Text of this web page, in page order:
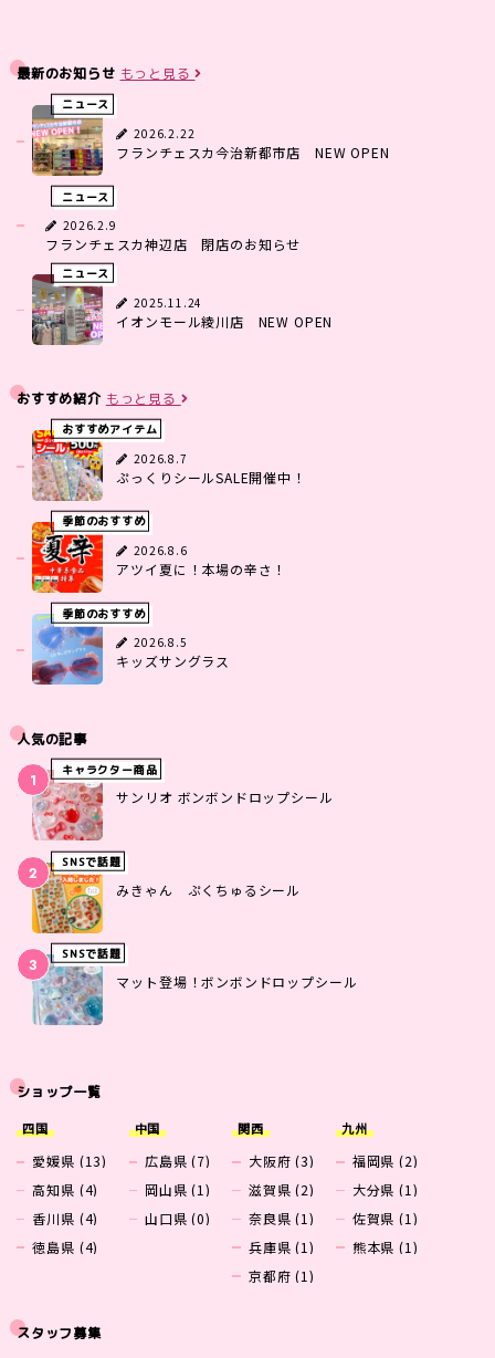
最新のお知らせ もっと見る
ニュース
2026.2.22
フランチェスカ今治新都市店 NEW OPEN
ニュース
2026.2.9
フランチェスカ神辺店 閉店のお知らせ
ニュース
2025.11.24
イオンモール綾川店 NEW OPEN
おすすめ紹介 もっと見る
おすすめアイテム
2026.8.7
ぷっくりシールSALE開催中！
季節のおすすめ
2026.8.6
アツイ夏に！本場の辛さ！
季節のおすすめ
2026.8.5
キッズサングラス
人気の記事
キャラクター商品
サンリオ ボンボンドロップシール
SNSで話題
みきゃん ぷくちゅるシール
SNSで話題
マット登場！ボンボンドロップシール
ショップ一覧
四国
愛媛県 (13)
高知県 (4)
香川県 (4)
徳島県 (4)
中国
広島県 (7)
岡山県 (1)
山口県 (0)
関西
大阪府 (3)
滋賀県 (2)
奈良県 (1)
兵庫県 (1)
京都府 (1)
九州
福岡県 (2)
大分県 (1)
佐賀県 (1)
熊本県 (1)
スタッフ募集